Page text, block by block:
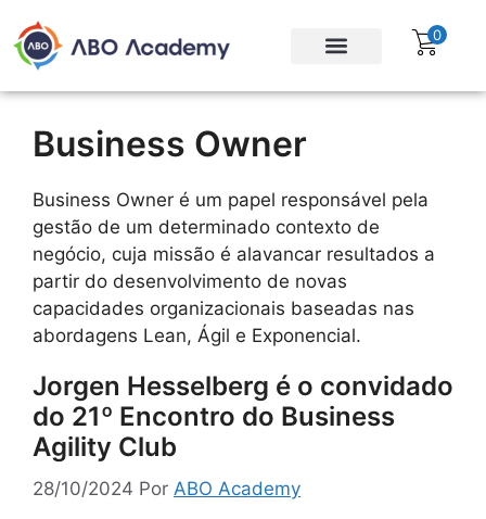
0
Business Owner
Business Owner é um papel responsável pela
gestão de um determinado contexto de
negócio, cuja missão é alavancar resultados a
partir do desenvolvimento de novas
capacidades organizacionais baseadas nas
abordagens Lean, Ágil e Exponencial.
Jorgen Hesselberg é o convidado
do 21º Encontro do Business
Agility Club
28/10/2024 Por ABO Academy